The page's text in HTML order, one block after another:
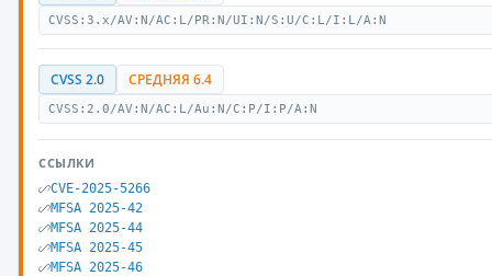
CVSS:3.x/AV:N/AC:L/PR:N/UI:N/S:U/C:L/I:L/A:N
CVSS 2.0 СРЕДНЯЯ 6.4
CVSS:2.0/AV:N/AC:L/Au:N/C:P/I:P/A:N
ССЫЛКИ
CVE-2025-5266
MFSA 2025-42
MFSA 2025-44
MFSA 2025-45
MFSA 2025-46